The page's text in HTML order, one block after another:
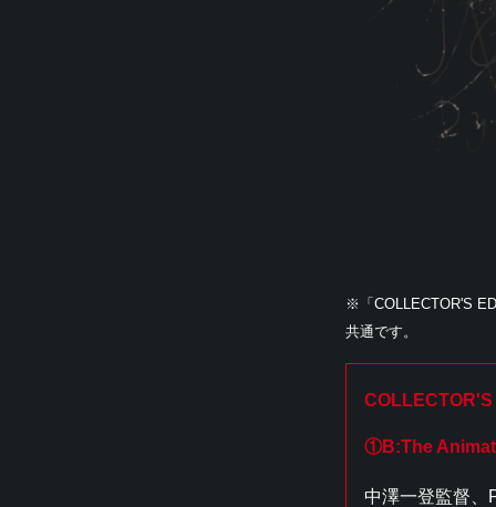
※「COLLECTOR'S
共通です。
COLLECTOR'S
①B:The
中澤一登監督、